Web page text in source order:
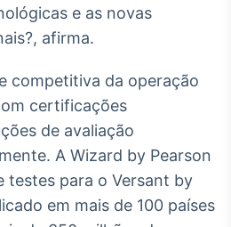
Em brevee as novas
afirma.
competitiva da operação
certificações
de avaliação
A Wizard by Pearson
testes para o Versant by
em mais de 100 países